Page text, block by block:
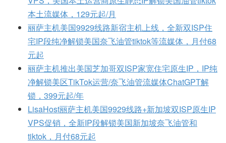
本土流媒体，129元起/月
丽萨主机美国9929线路新宿主机上线，全新双ISP住
宅IP段纯净解锁美国奈飞油管tiktok等流媒体，月付68
元起
丽萨主机推出美国芝加哥双ISP家宽住宅原生IP，IP纯
净解锁美区TikTok运营/奈飞油管流媒体ChatGPT解
锁，399元起/年
LisaHost丽萨主机美国9929线路+新加坡双ISP原生IP
VPS促销，全新IP段解锁美国新加坡奈飞油管和
tiktok，月付68元起